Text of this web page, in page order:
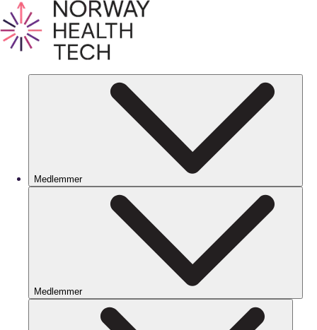
Medlemmer
Medlemmer